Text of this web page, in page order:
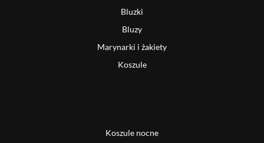
Bluzki
Bluzy
Marynarki i żakiety
Koszule
Koszule nocne